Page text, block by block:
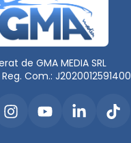
de GMA MEDIA SRL
Com.: J2020012591400